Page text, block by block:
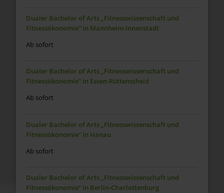
Dualer Bachelor of Arts „Fitnesswissenschaft und
Fitnessökonomie“ in Mannheim-Innenstadt
Ab sofort
Dualer Bachelor of Arts „Fitnesswissenschaft und
Fitnessökonomie“ in Essen-Rüttenscheid
Ab sofort
Dualer Bachelor of Arts „Fitnesswissenschaft und
Fitnessökonomie“ in Hanau
Ab sofort
Dualer Bachelor of Arts „Fitnesswissenschaft und
Fitnessökonomie“ in Berlin-Charlottenburg